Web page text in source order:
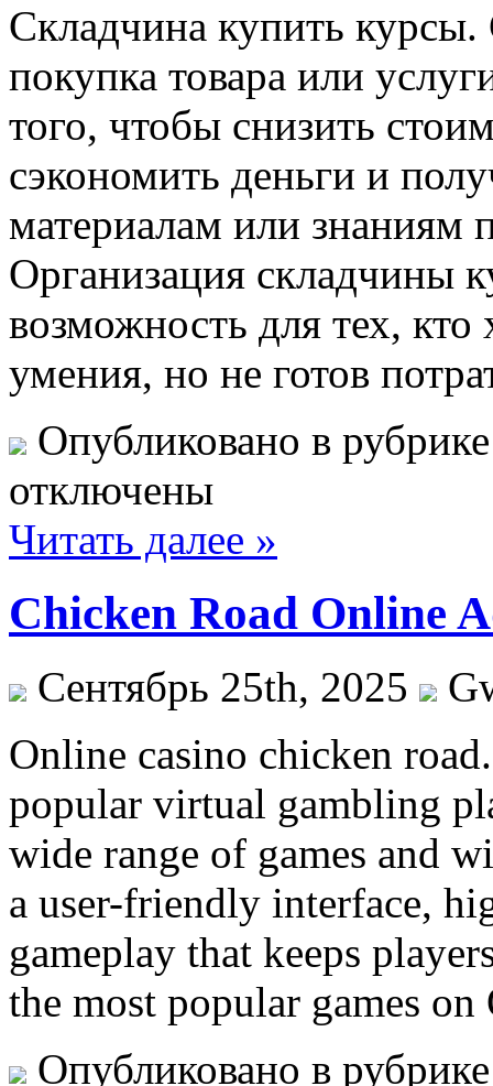
Склaдчинa купить
покупка товара или
того, чтобы снизить
сэкономить деньги и
материалам или знаниям
Организация складчины
возможность для тех,
умения, но не готов
Опубликовано в
отключены
Читать далее »
Chicken Road Online
Сентябрь 25th, 2025
Online casino chicken
popular virtual gambling
wide range of games and
a user-friendly interface,
gameplay that keeps
the most popular games
Опубликовано в